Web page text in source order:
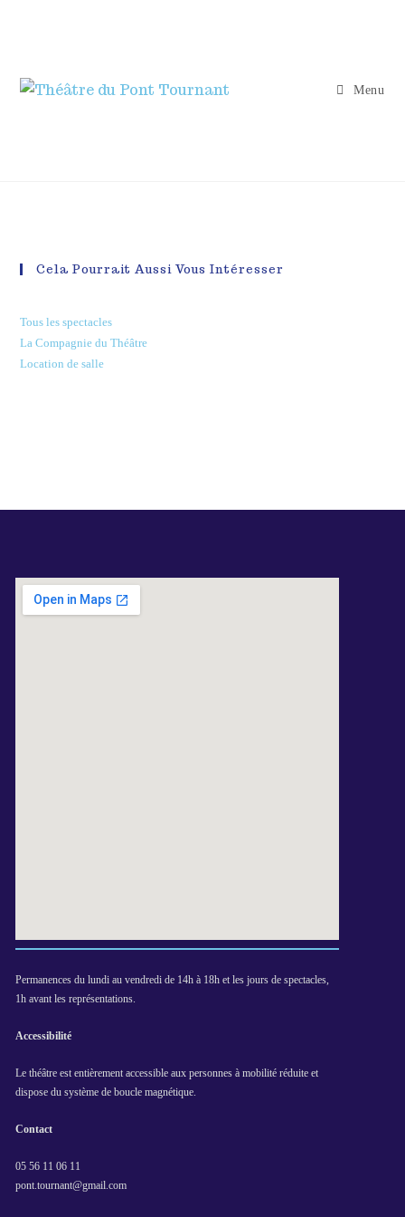
Menu
Cela Pourrait Aussi Vous Intéresser
Tous les spectacles
La Compagnie du Théâtre
Location de salle
Permanences du lundi au vendredi de 14h à 18h et les jours de spectacles,
1h avant les représentations.
Accessibilité
Le théâtre est entièrement accessible aux personnes à mobilité réduite et
dispose du système de boucle magnétique.
Contact
05 56 11 06 11
pont.tournant@gmail.com